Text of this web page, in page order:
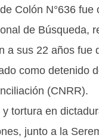
Colón N°636 fue
de Búsqueda,
a sus 22 años fue
como detenido
(CNRR).
tortura en
junto a la